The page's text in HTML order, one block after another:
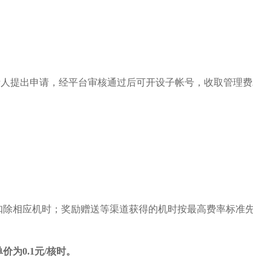
提出申请，经平台审核通过后可开设子帐号，收取管理
相应机时；奖励赠送等渠道获得的机时按最高费率标准先
价为0.1元/核时。